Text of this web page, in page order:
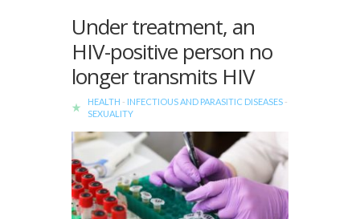
Under treatment, an
HIV-positive person no
longer transmits HIV
HEALTH - INFECTIOUS AND PARASITIC DISEASES -
SEXUALITY